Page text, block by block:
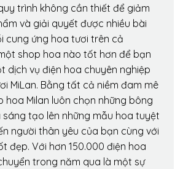
trình không cần thiết để giảm
và giải quyết được nhiều bài
cung ứng hoa tươi trên cả
shop hoa nào tốt hơn để bạn
dịch vụ điện hoa chuyên nghiệp
MiLan. Bằng tất cả niềm đam mê
hoa Milan luôn chọn những bông
tạo lên những mẫu hoa tuyệt
người thân yêu của bạn cùng với
đẹp. Với hơn 150.000 điện hoa
trong năm qua là một sự